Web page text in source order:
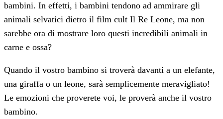
bambini. In effetti, i bambini tendono ad ammirare gli
animali selvatici dietro il film cult Il Re Leone, ma non
sarebbe ora di mostrare loro questi incredibili animali in
carne e ossa?
Quando il vostro bambino si troverà davanti a un elefante,
una giraffa o un leone, sarà semplicemente meravigliato!
Le emozioni che proverete voi, le proverà anche il vostro
bambino.